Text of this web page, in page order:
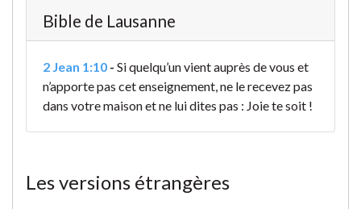
Bible de Lausanne
2 Jean 1:10 - Si quelqu’un vient auprès de vous et
n’apporte pas cet enseignement, ne le recevez pas
dans votre maison et ne lui dites pas : Joie te soit !
Les versions étrangères